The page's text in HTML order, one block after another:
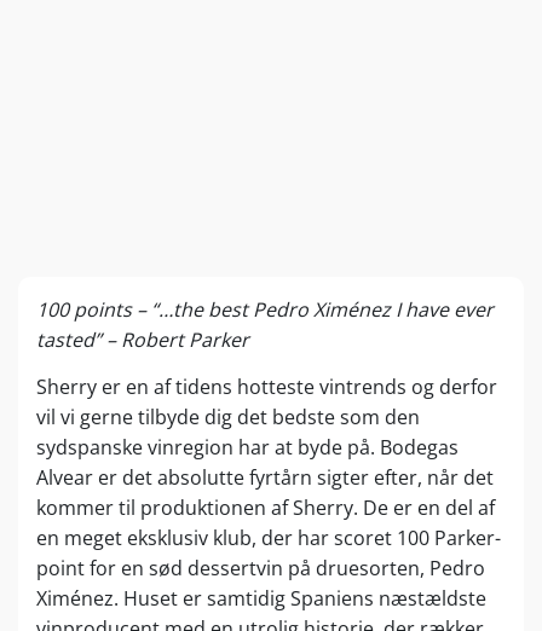
100 points – “…the best Pedro Ximénez I have ever
tasted” – Robert Parker
Sherry er en af tidens hotteste vintrends og derfor
vil vi gerne tilbyde dig det bedste som den
sydspanske vinregion har at byde på. Bodegas
Alvear er det absolutte fyrtårn sigter efter, når det
kommer til produktionen af Sherry. De er en del af
en meget eksklusiv klub, der har scoret 100 Parker-
point for en sød dessertvin på druesorten, Pedro
Ximénez. Huset er samtidig Spaniens næstældste